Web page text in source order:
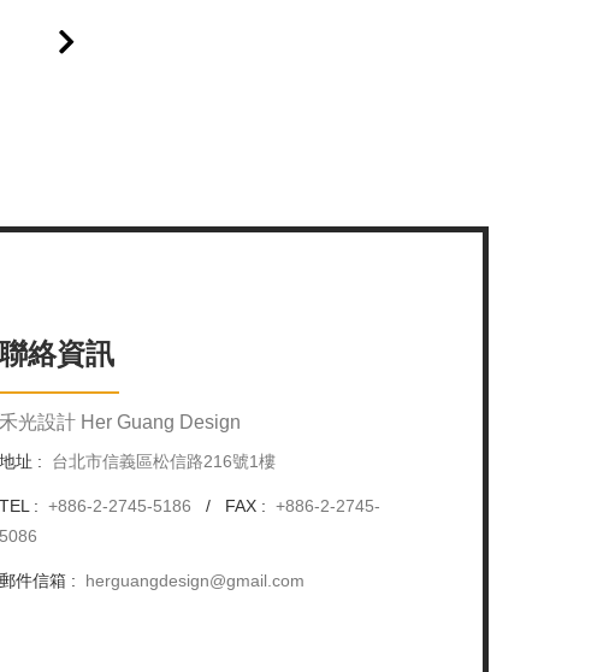
聯絡資訊
禾光設計 Her Guang Design
地址 : 台北市信義區松信路216號1樓
TEL : +886-2-2745-5186 / FAX : +886-2-2745-
5086
郵件信箱 : herguangdesign@gmail.com